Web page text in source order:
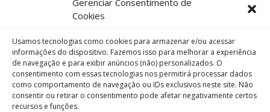
Gerenciar Consentimento de
Cookies
Usamos tecnologias como cookies para armazenar e/ou acessar
informações do dispositivo. Fazemos isso para melhorar a experiência
de navegação e para exibir anúncios (não) personalizados. O
consentimento com essas tecnologias nos permitirá processar dados
como comportamento de navegação ou IDs exclusivos neste site. Não
consentir ou retirar o consentimento pode afetar negativamente certos
recursos e funções.
Telefone
Assunto
Mensagem